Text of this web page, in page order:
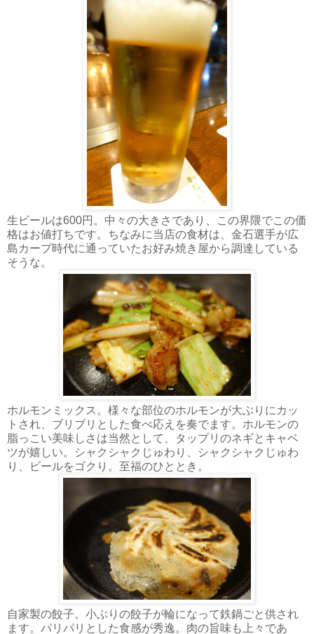
生ビールは600円。中々の大きさであり、この界隈でこの価
格はお値打ちです。ちなみに当店の食材は、金石選手が広
島カープ時代に通っていたお好み焼き屋から調達している
そうな。
ホルモンミックス。様々な部位のホルモンが大ぶりにカッ
トされ、ブリブリとした食べ応えを奏でます。ホルモンの
脂っこい美味しさは当然として、タップリのネギとキャベ
ツが嬉しい。シャクシャクじゅわり、シャクシャクじゅわ
り、ビールをゴクり。至福のひととき。
自家製の餃子。小ぶりの餃子が輪になって鉄鍋ごと供され
ます。パリパリとした食感が秀逸。肉の旨味も上々であ